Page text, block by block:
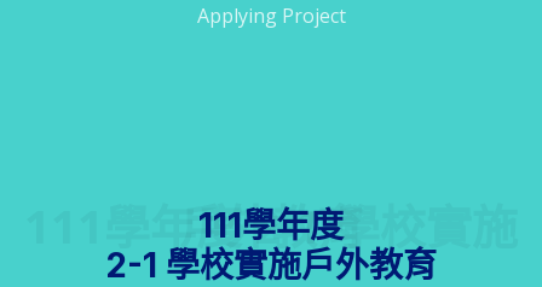
Applying Project
111學年度 2-1 學校實施戶外教育
111學年度
2-1 學校實施戶外教育